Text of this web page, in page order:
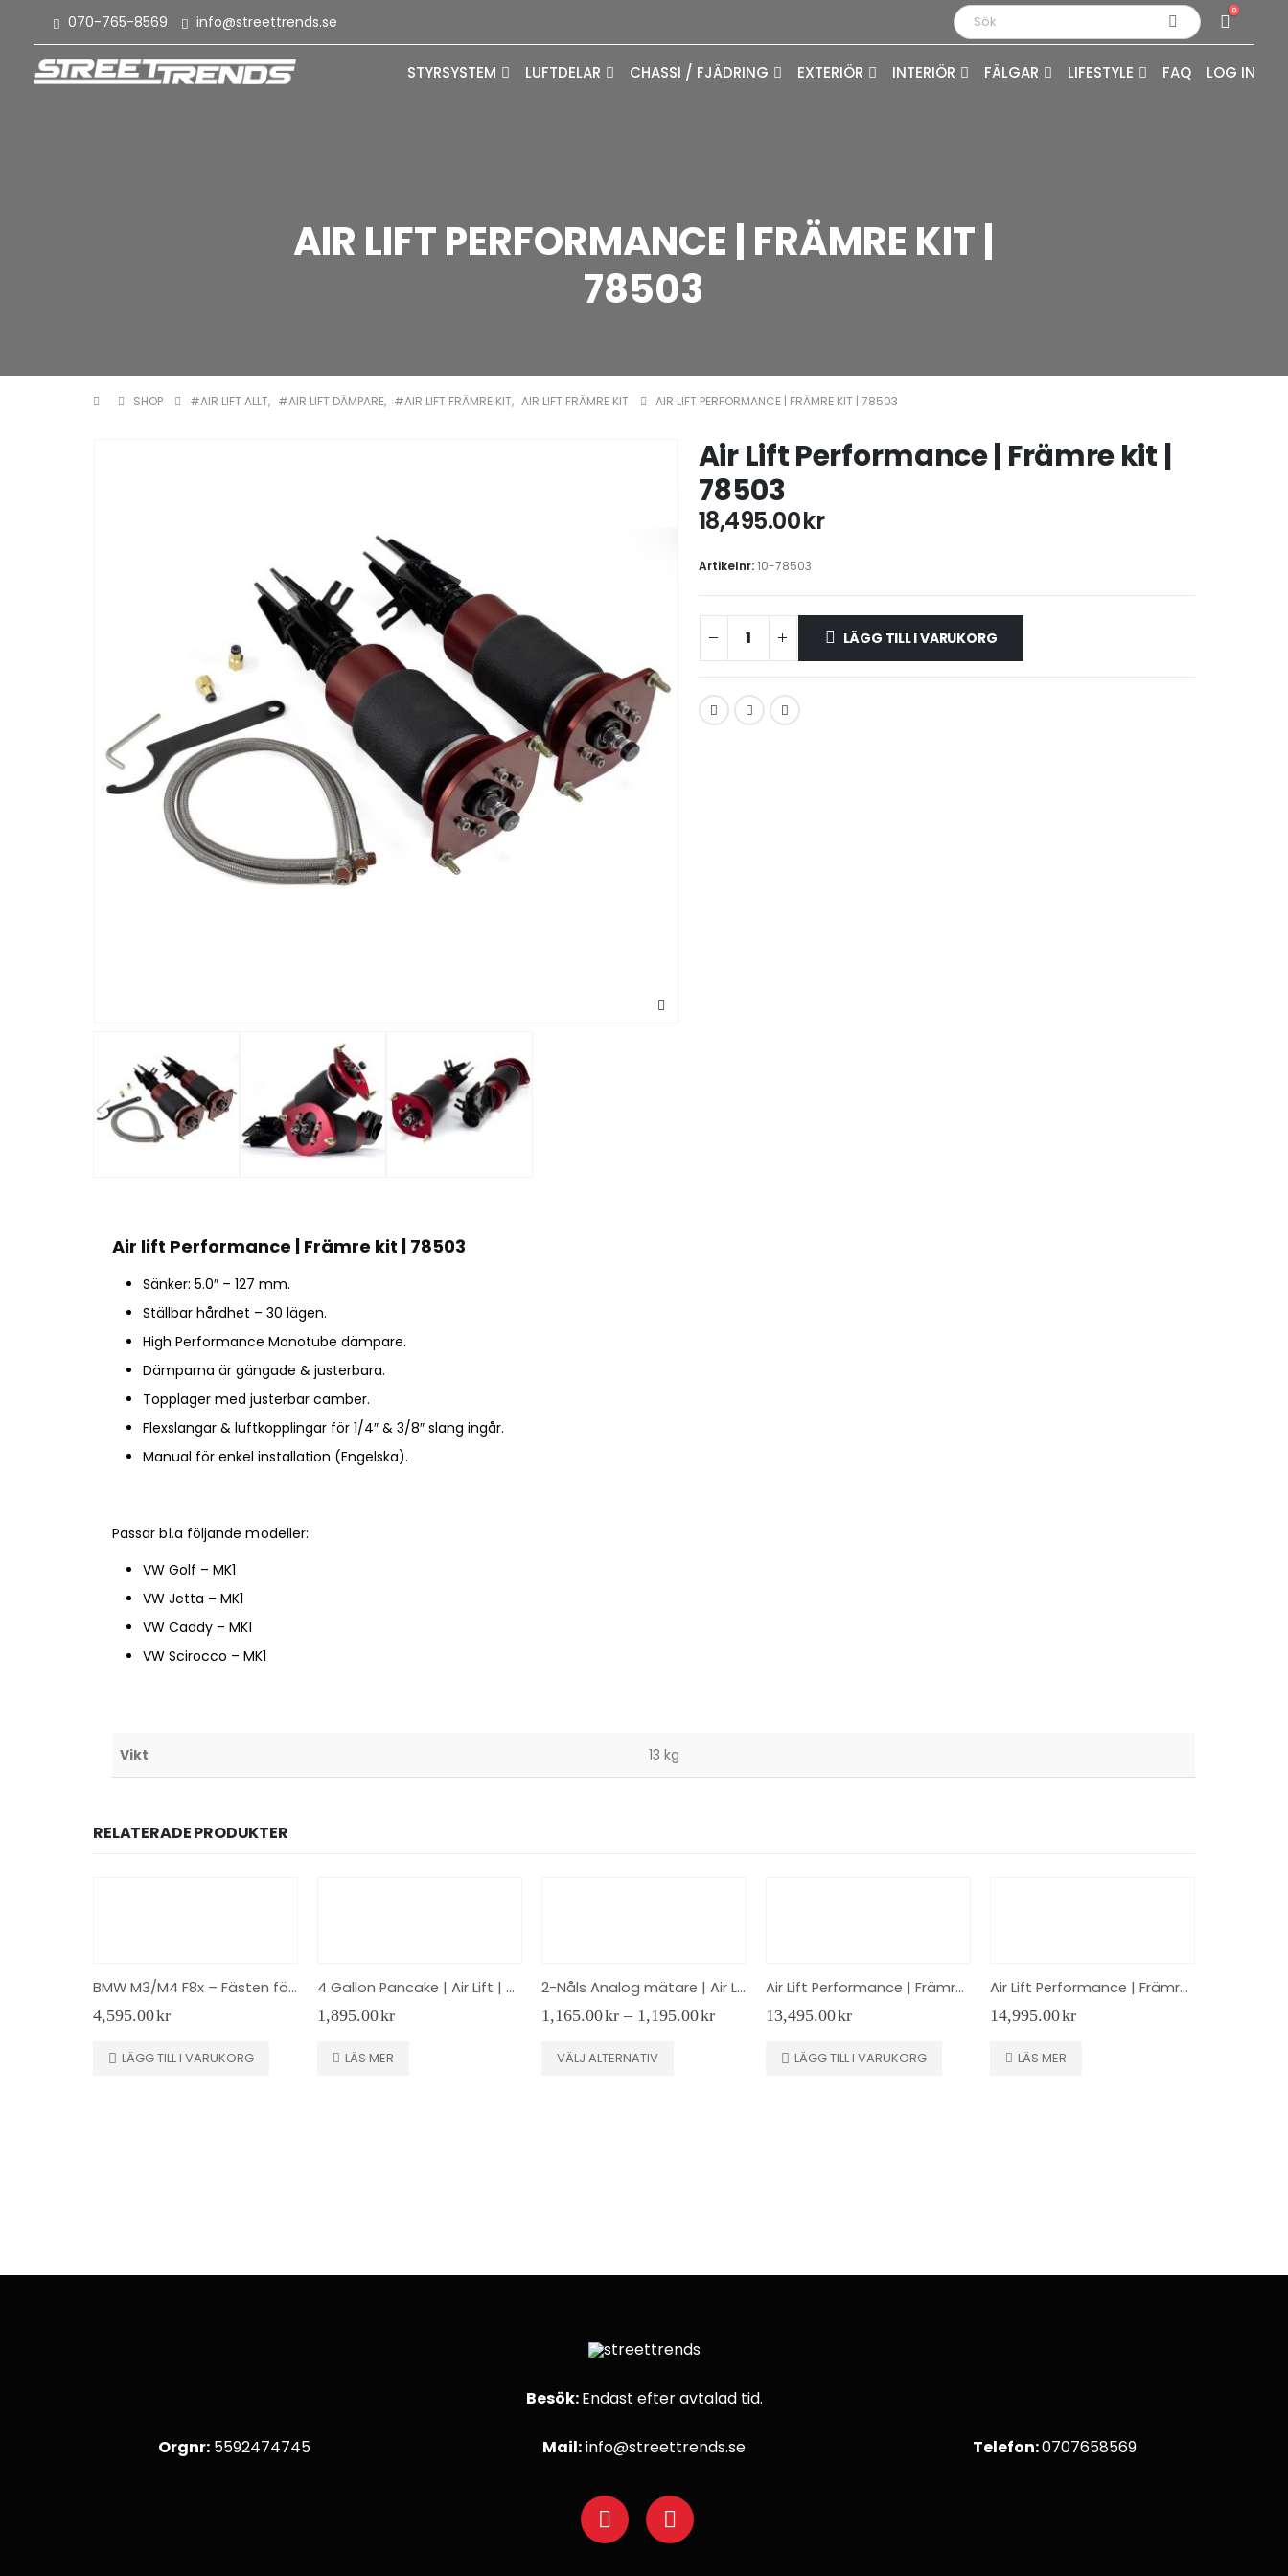
070-765-8569 info@streettrends.se
0
STYRSYSTEM LUFTDELAR CHASSI / FJÄDRING EXTERIÖR INTERIÖR FÄLGAR LIFESTYLE FAQ LOG IN
AIR LIFT PERFORMANCE | FRÄMRE KIT |
78503
SHOP #AIR LIFT ALLT, #AIR LIFT DÄMPARE, #AIR LIFT FRÄMRE KIT, AIR LIFT FRÄMRE KIT AIR LIFT PERFORMANCE | FRÄMRE KIT | 78503
Air Lift Performance | Främre kit |
78503
18,495.00kr
Artikelnr:10-78503
LÄGG TILL I VARUKORG
Air lift Performance | Främre kit | 78503
Sänker: 5.0″ – 127 mm.
Ställbar hårdhet – 30 lägen.
High Performance Monotube dämpare.
Dämparna är gängade & justerbara.
Topplager med justerbar camber.
Flexslangar & luftkopplingar för 1/4″ & 3/8″ slang ingår.
Manual för enkel installation (Engelska).
Passar bl.a följande modeller:
VW Golf – MK1
VW Jetta – MK1
VW Caddy – MK1
VW Scirocco – MK1
Vikt 13 kg
RELATERADE PRODUKTER
BMW M3/M4 F8x – Fästen för höjdsensorer – Air Lift 14033
4,595.00kr
LÄGG TILL I VARUKORG
4 Gallon Pancake | Air Lift | 8-portar | Svart
1,895.00kr
LÄS MER
2-Nåls Analog mätare | Air Lift 26228 | 0-200 PSI
1,165.00kr – 1,195.00krPrisintervall:
1,195.00kr
VÄLJ ALTERNATIV
Air Lift Performance | Främre kit | 78563 | 50mm
13,495.00kr
LÄGG TILL I VARUKORG
Air Lift Performance | Främre kit | 78548 | 50mm
14,995.00kr
LÄS MER
Besök:Endast efter avtalad tid.
Orgnr:5592474745 Mail:info@streettrends.se Telefon:0707658569